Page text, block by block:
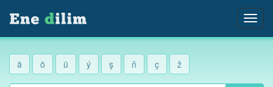
ä ö ü ý ş ň ç ž